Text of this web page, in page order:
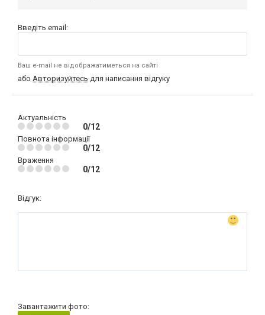
Введіть email:
Ваш e-mail не відображатиметься на сайті
або Авторизуйтесь для написання відгуку
Актуальність
0/12
Повнота інформації
0/12
Враження
0/12
Відгук:
Завантажити фото: